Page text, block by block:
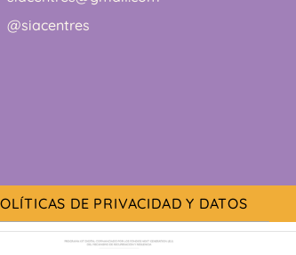
@siacentres
DE PRIVACIDAD Y DATOS